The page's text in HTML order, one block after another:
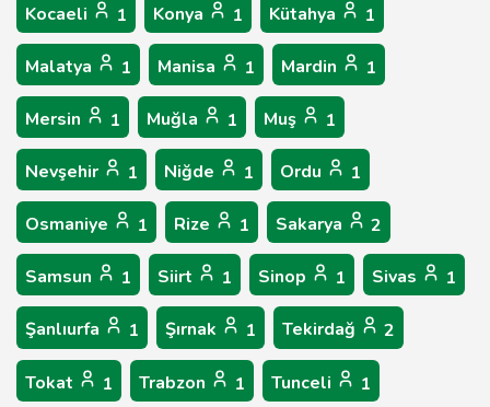
Kocaeli 1 Konya 1 Kütahya 1
Malatya 1 Manisa 1 Mardin 1
Mersin 1 Muğla 1 Muş 1
Nevşehir 1 Niğde 1 Ordu 1
Osmaniye 1 Rize 1 Sakarya 2
Samsun 1 Siirt 1 Sinop 1 Sivas 1
Şanlıurfa 1 Şırnak 1 Tekirdağ 2
Tokat 1 Trabzon 1 Tunceli 1